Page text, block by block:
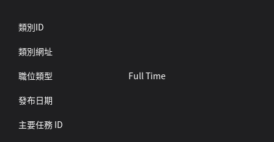
類別ID
類別網址
職位類型
Full Time
發布日期
主要任務 ID